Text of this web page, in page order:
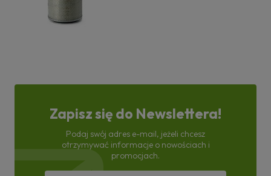
Zapisz się do Newslettera!
Podaj swój adres e-mail, jeżeli chcesz
otrzymywać informacje o nowościach i
promocjach.